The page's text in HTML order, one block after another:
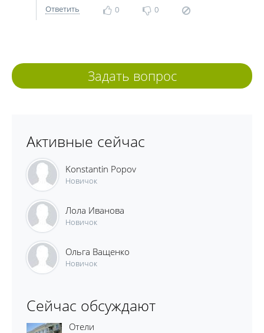
Ответить 0 0
Задать вопрос
Активные сейчас
Konstantin Popov
Новичок
Лола Иванова
Новичок
Ольга Ващенко
Новичок
Сейчас обсуждают
Отели